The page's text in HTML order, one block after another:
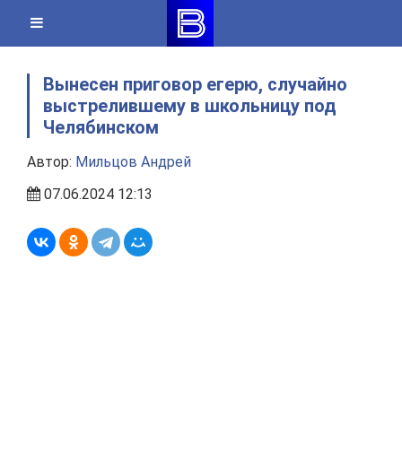
content
Вынесен приговор егерю, случайно
выстрелившему в школьницу под
Челябинском
Автор: Мильцов Андрей
07.06.2024 12:13